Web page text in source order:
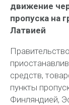
движение
пропуска на
Латвией
средств,
пункты
Финляндией,